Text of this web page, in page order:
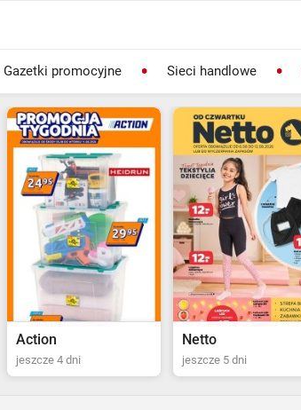
Gazetki promocyjne Sieci handlowe
Netto
jeszcze 5 dni
POLOmarket
ostatni dzień jutro